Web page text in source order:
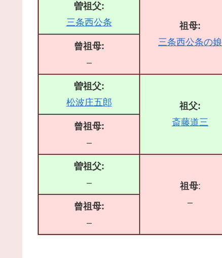
曽祖父:
三条西公条
祖母:
三条西公条の娘
曾祖母:
–
曽祖父:
松波庄五郎
祖父:
斎藤道三
曾祖母:
–
曽祖父:
–
祖母:
–
曾祖母:
–